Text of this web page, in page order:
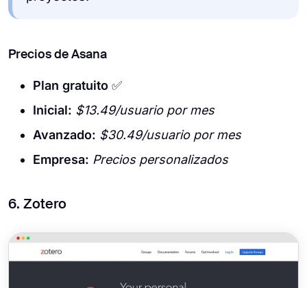
Precios de Asana
Plan gratuito ✅
Inicial: $13.49/usuario por mes
Avanzado: $30.49/usuario por mes
Empresa: Precios personalizados
6. Zotero